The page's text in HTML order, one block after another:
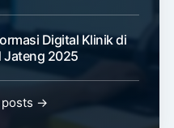
Digital Klinik di
Jateng 2025
posts →